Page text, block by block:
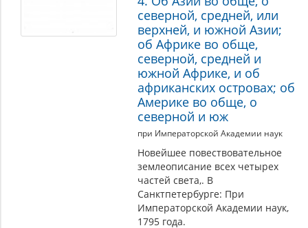
северной, средней, или
верхней, и южной Азии;
об Африке во обще,
северной, средней и
южной Африке, и об
африканских островах; об
Америке во обще, о
северной и юж
при Императорской Академии наук
Новейшее повествовательное
землеописание всех четырех
частей света,. В
Санктпетербурге: При
Императорской Академии наук,
1795 года.